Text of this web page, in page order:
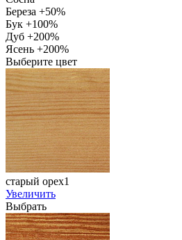
Береза +50%
Бук +100%
Дуб +200%
Ясень +200%
Выберите цвет
старый орех1
Увеличить
Выбрать